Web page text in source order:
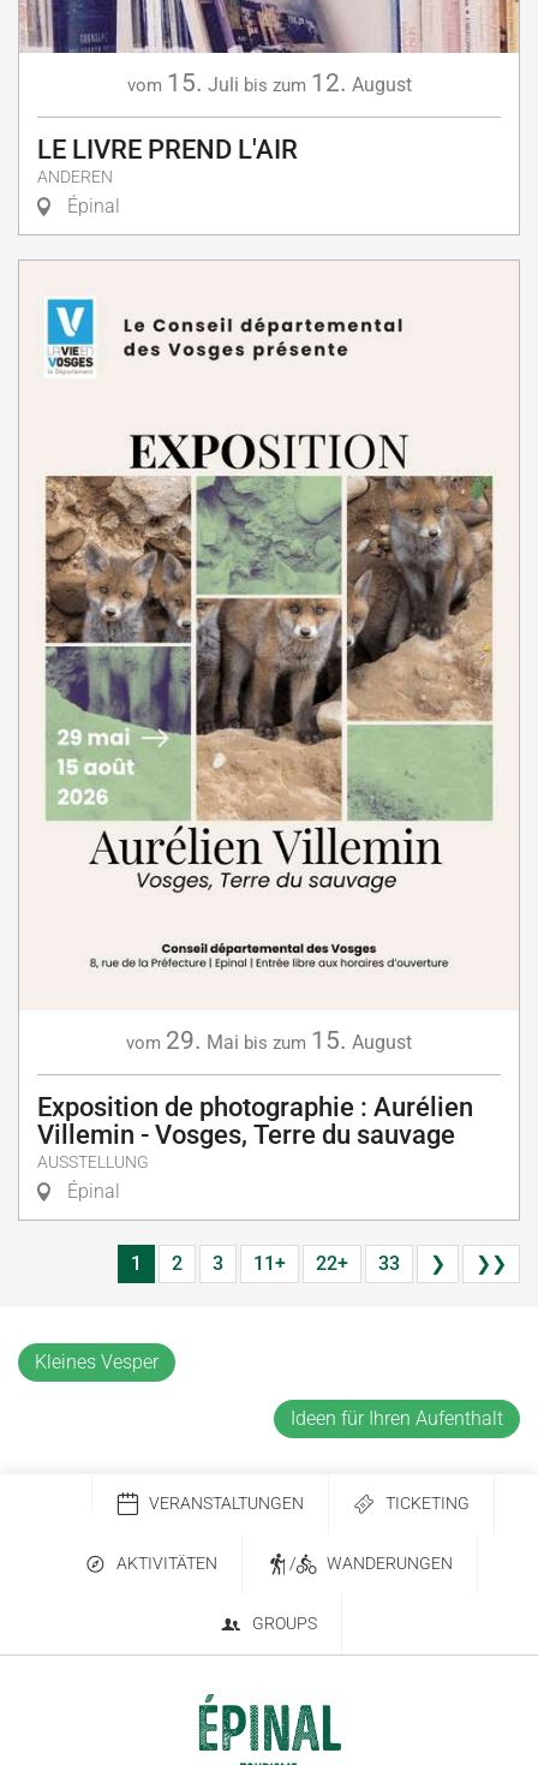
vom 15. Juli bis zum 12. August
LE LIVRE PREND L'AIR
ANDEREN
Épinal
vom 29. Mai bis zum 15. August
Exposition de photographie : Aurélien
Villemin - Vosges, Terre du sauvage
AUSSTELLUNG
Épinal
1 2 3 11+ 22+ 33 ❯ ❯❯
Kleines Vesper
Ideen für Ihren Aufenthalt
VERANSTALTUNGEN TICKETING
AKTIVITÄTEN / WANDERUNGEN
GROUPS